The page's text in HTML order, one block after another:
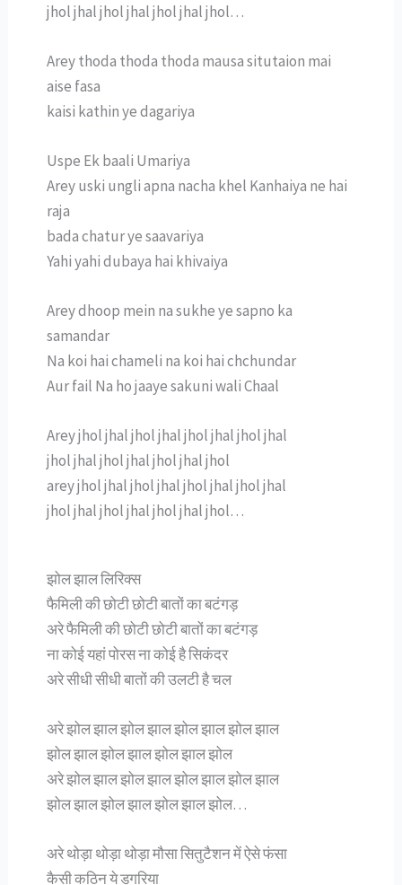
jhol jhal jhol jhal jhol jhal jhol…
Arey thoda thoda thoda mausa situtaion mai
aise fasa
kaisi kathin ye dagariya
Uspe Ek baali Umariya
Arey uski ungli apna nacha khel Kanhaiya ne hai
raja
bada chatur ye saavariya
Yahi yahi dubaya hai khivaiya
Arey dhoop mein na sukhe ye sapno ka
samandar
Na koi hai chameli na koi hai chchundar
Aur fail Na ho jaaye sakuni wali Chaal
Arey jhol jhal jhol jhal jhol jhal jhol jhal
jhol jhal jhol jhal jhol jhal jhol
arey jhol jhal jhol jhal jhol jhal jhol jhal
jhol jhal jhol jhal jhol jhal jhol…
झोल झाल लिरिक्स
फैमिली की छोटी छोटी बातों का बटंगड़
अरे फैमिली की छोटी छोटी बातों का बटंगड़
ना कोई यहां पोरस ना कोई है सिकंदर
अरे सीधी सीधी बातों की उलटी है चल
अरे झोल झाल झोल झाल झोल झाल झोल झाल
झोल झाल झोल झाल झोल झाल झोल
अरे झोल झाल झोल झाल झोल झाल झोल झाल
झोल झाल झोल झाल झोल झाल झोल…
अरे थोड़ा थोड़ा थोड़ा मौसा सितुटैशन में ऐसे फंसा
कैसी कठिन ये डगरिया